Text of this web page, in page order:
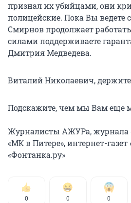
признал их убийцами, они
полицейские. Пока Вы ведете
Смирнов продолжает
силами поддерживаете
Дмитрия Медведева.
Виталий Николаевич,
Подскажите, чем мы Вам еще
Журналисты АЖУРа, журнала
«МК в Питере», интернет-газет
«Фонтанка.ру»
0 0 0